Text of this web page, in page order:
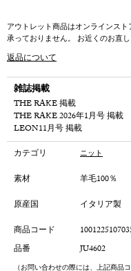
アウトレット商品はオンラインス
承っておりません。 お近くのお直
返品について
雑誌掲載
THE RAKE 掲載
THE RAKE 2026年1月号 掲載
LEON11月号 掲載
カテゴリ
ニット
素材
羊毛100％
原産国
イタリア製
商品コード
品番
JU4602
（お問い合わせの際には、上記商品